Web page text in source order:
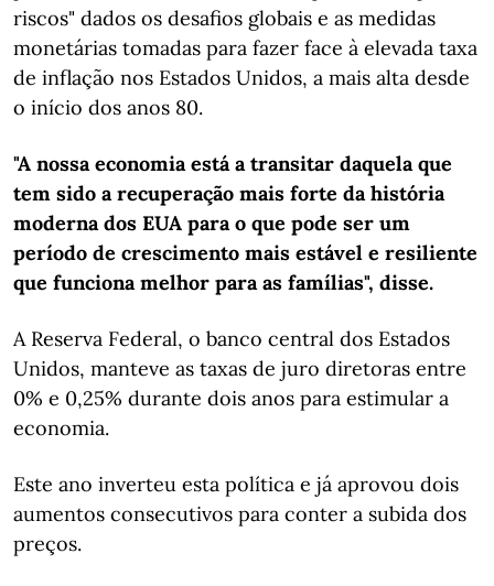
riscos" dados os desafios globais e as medidas
monetárias tomadas para fazer face à elevada taxa
de inflação nos Estados Unidos, a mais alta desde
o início dos anos 80.
"A nossa economia está a transitar daquela que
tem sido a recuperação mais forte da história
moderna dos EUA para o que pode ser um
período de crescimento mais estável e resiliente
que funciona melhor para as famílias", disse.
A Reserva Federal, o banco central dos Estados
Unidos, manteve as taxas de juro diretoras entre
0% e 0,25% durante dois anos para estimular a
economia.
Este ano inverteu esta política e já aprovou dois
aumentos consecutivos para conter a subida dos
preços.